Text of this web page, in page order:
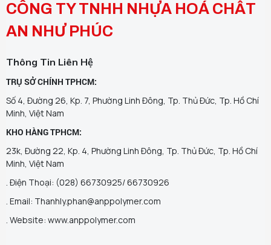
CÔNG TY TNHH NHỰA HOÁ CHẤT
AN NHƯ PHÚC
Thông Tin Liên Hệ
TRỤ SỞ CHÍNH TPHCM:
Số 4, Đường 26, Kp. 7, Phường Linh Đông, Tp. Thủ Đức, Tp. Hồ Chí
Minh, Việt Nam
KHO HÀNG TPHCM:
23k, Đường 22, Kp. 4, Phường Linh Đông, Tp. Thủ Đức, Tp. Hồ Chí
Minh, Việt Nam
. Điện Thoại: (028) 66730925/ 66730926
. Email: Thanhly.phan@anppolymer.com
. Website: www.anppolymer.com